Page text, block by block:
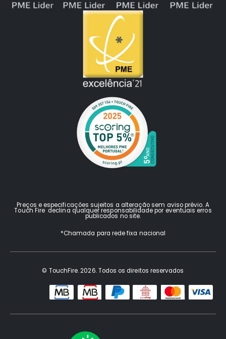
Preços e especificações sujeitos a alteração sem aviso prévio. A
Touch Fire declina qualquer responsabilidade por eventuais erros
publicados no site.
*Chamada para rede fixa nacional
© TouchFire. 2026. Todos os direitos reservados